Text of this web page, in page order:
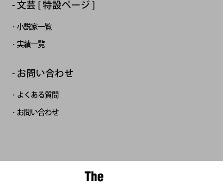
文芸 [ 特設ページ ]
小説家一覧
実績一覧
お問い合わせ
よくある質問
お問い合わせ